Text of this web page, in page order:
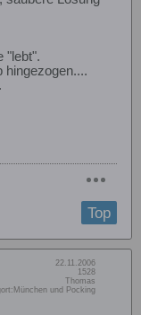
"lebt".
hingezogen....
Top
22.11.2006
1528
Thomas
München und Pocking